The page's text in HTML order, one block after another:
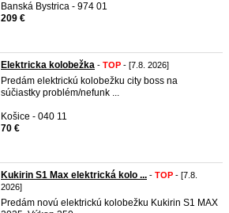
Banská Bystrica - 974 01
209 €
Elektricka kolobežka - TOP - [7.8. 2026]
Predám elektrickú kolobežku city boss na
súčiastky problém/nefunk ...
Košice - 040 11
70 €
Kukirin S1 Max elektrická kolo ... - TOP - [7.8.
2026]
Predám novú elektrickú kolobežku Kukirin S1 MAX